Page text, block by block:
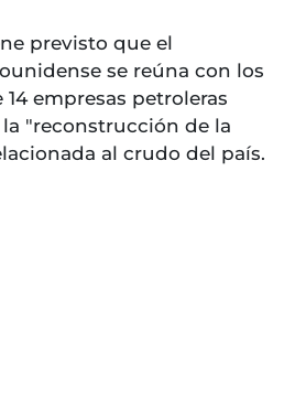
previsto que el
se reúna con los
empresas petroleras
"reconstrucción de la
al crudo del país.